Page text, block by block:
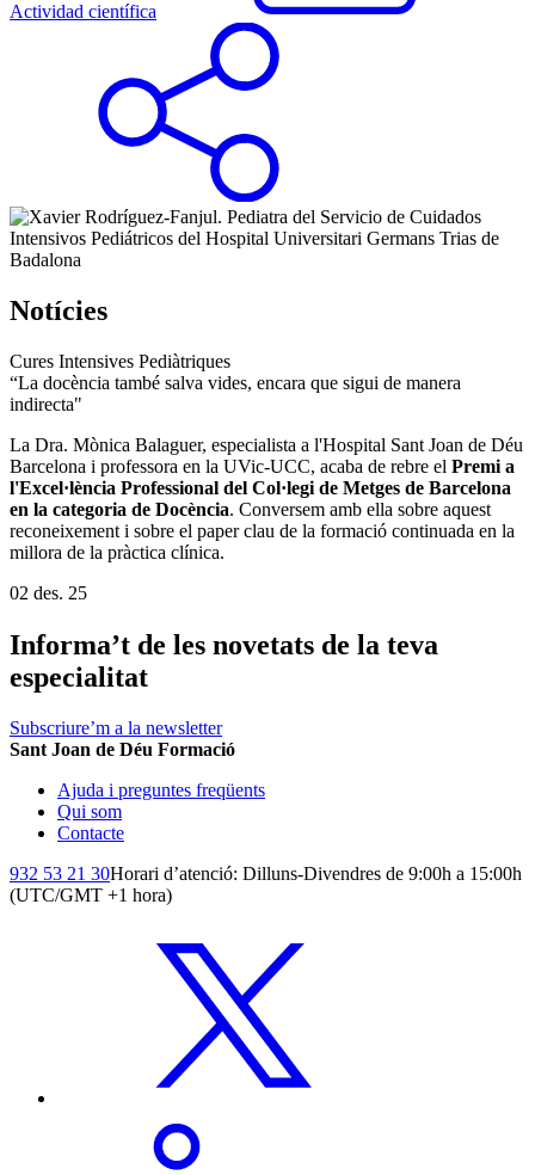
Actividad científica
Notícies
Cures Intensives Pediàtriques
“La docència també salva vides, encara que sigui de manera
indirecta"
La Dra. Mònica Balaguer, especialista a l'Hospital Sant Joan de Déu
Barcelona i professora en la UVic-UCC, acaba de rebre el Premi a
l'Excel·lència Professional del Col·legi de Metges de Barcelona
en la categoria de Docència. Conversem amb ella sobre aquest
reconeixement i sobre el paper clau de la formació continuada en la
millora de la pràctica clínica.
02 des. 25
Informa’t de les novetats de la teva
especialitat
Subscriure’m a la newsletter
Sant Joan de Déu Formació
Ajuda i preguntes freqüents
Qui som
Contacte
932 53 21 30Horari d’atenció: Dilluns-Divendres de 9:00h a 15:00h
(UTC/GMT +1 hora)